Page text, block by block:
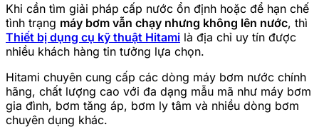
Khi cần tìm giải pháp cấp nước ổn định hoặc để hạn chế
tình trạng máy bơm vẫn chạy nhưng không lên nước, thì
Thiết bị dụng cụ kỹ thuật Hitami là địa chỉ uy tín được
nhiều khách hàng tin tưởng lựa chọn.
Hitami chuyên cung cấp các dòng máy bơm nước chính
hãng, chất lượng cao với đa dạng mẫu mã như máy bơm
gia đình, bơm tăng áp, bơm ly tâm và nhiều dòng bơm
chuyên dụng khác.